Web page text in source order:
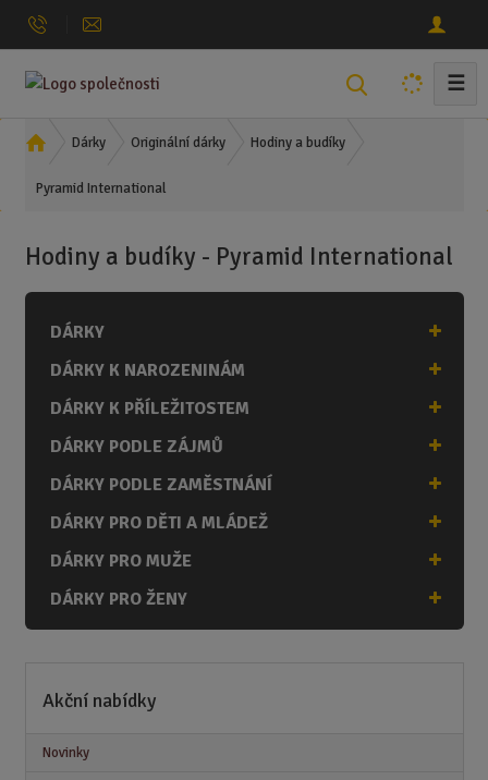
☰
Ú
o
í
n
a
Dárky Originální dárky Hodiny a budíky
Pyramid International
Hodiny a budíky - Pyramid International
DÁRKY
DÁRKY K NAROZENINÁM
DÁRKY K PŘÍLEŽITOSTEM
DÁRKY PODLE ZÁJMŮ
DÁRKY PODLE ZAMĚSTNÁNÍ
DÁRKY PRO DĚTI A MLÁDEŽ
DÁRKY PRO MUŽE
DÁRKY PRO ŽENY
Akční nabídky
Novinky